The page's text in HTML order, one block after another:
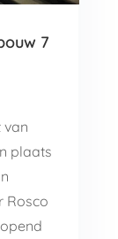
7
van
plaats
Rosco